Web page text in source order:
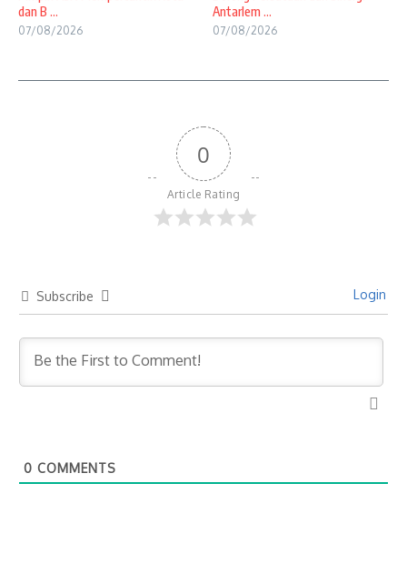
dan B ...
07/08/2026
Antarlem ...
07/08/2026
0
Article Rating
Subscribe Login
0 COMMENTS